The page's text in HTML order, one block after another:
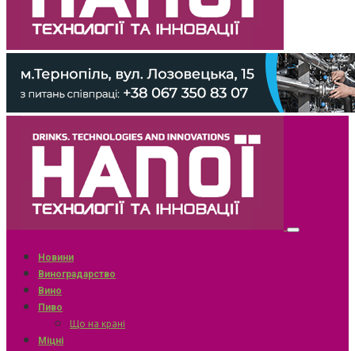
Новини
Виноградарство
Вино
Пиво
Що на крані
Міцні